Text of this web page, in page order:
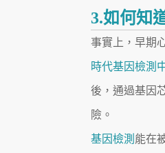
3.如何知
事實上，早期
時代基因檢測
後，通過基因
險。
基因檢測 能在